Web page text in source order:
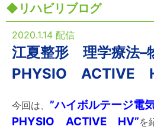
リハビリブログ
2020.1.14 配信
江夏整形 理学療法
PHYSIO ACTIVE
今回は、 ”ハイボルテージ電
PHYSIO ACTIVE HV”を